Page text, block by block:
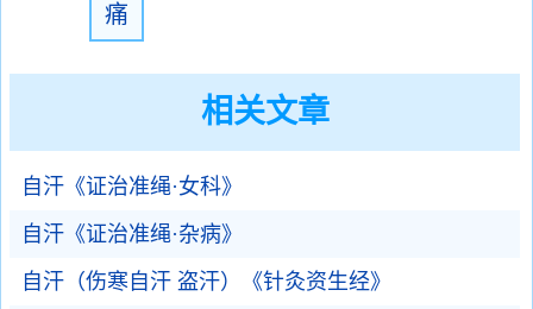
痛
相关文章
自汗《证治准绳·女科》
自汗《证治准绳·杂病》
自汗（伤寒自汗 盗汗）《针灸资生经》